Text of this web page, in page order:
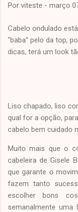
Por viteste - março
Cabelo ondulado
"baba" pelo da top,
dicas, terá um look
Liso chapado, liso
qual for a opção,
cabelo bem cuidado
Muito mais que o
cabeleira de Gisele
que garante o
fazem tanto
escolher bons
semanalmente